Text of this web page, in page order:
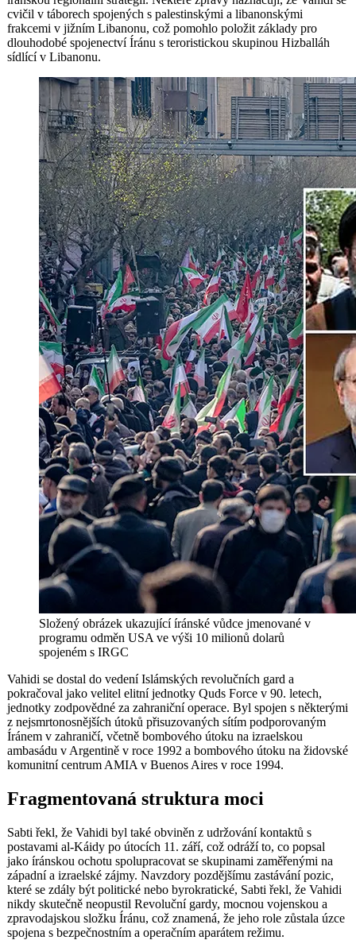
cvičil v táborech spojených s palestinskými a libanonskými
frakcemi v jižním Libanonu, což pomohlo položit základy pro
dlouhodobé spojenectví Íránu s teroristickou skupinou Hizballáh
sídlící v Libanonu.
Složený obrázek ukazující íránské vůdce jmenované v
programu odměn USA ve výši 10 milionů dolarů
spojeném s IRGC
Vahidi se dostal do vedení Islámských revolučních gard a
pokračoval jako velitel elitní jednotky Quds Force v 90. letech,
jednotky zodpovědné za zahraniční operace. Byl spojen s některými
z nejsmrtonosnějších útoků přisuzovaných sítím podporovaným
Íránem v zahraničí, včetně bombového útoku na izraelskou
ambasádu v Argentině v roce 1992 a bombového útoku na židovské
komunitní centrum AMIA v Buenos Aires v roce 1994.
Fragmentovaná struktura moci
Sabti řekl, že Vahidi byl také obviněn z udržování kontaktů s
postavami al-Káidy po útocích 11. září, což odráží to, co popsal
jako íránskou ochotu spolupracovat se skupinami zaměřenými na
západní a izraelské zájmy. Navzdory pozdějšímu zastávání pozic,
které se zdály být politické nebo byrokratické, Sabti řekl, že Vahidi
nikdy skutečně neopustil Revoluční gardy, mocnou vojenskou a
zpravodajskou složku Íránu, což znamená, že jeho role zůstala úzce
spojena s bezpečnostním a operačním aparátem režimu.